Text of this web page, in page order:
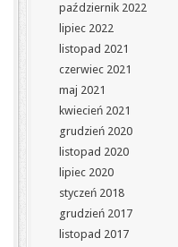
październik 2022
lipiec 2022
listopad 2021
czerwiec 2021
maj 2021
kwiecień 2021
grudzień 2020
listopad 2020
lipiec 2020
styczeń 2018
grudzień 2017
listopad 2017